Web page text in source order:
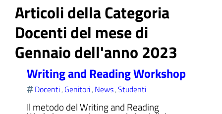
Articoli della Categoria
Docenti del mese di
Gennaio dell'anno 2023
Writing and Reading Workshop
Docenti, Genitori, News,Studenti
Il metodo del Writing and Reading